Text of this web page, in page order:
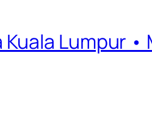
Kuala Lumpur